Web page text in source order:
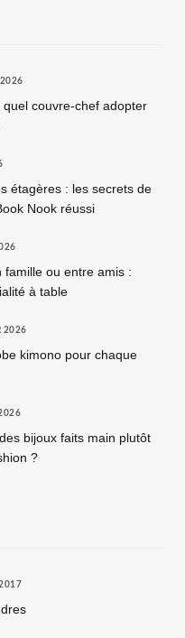
quel couvre-chef adopter
étagères : les secrets de
Nook réussi
famille ou entre amis :
à table
2026
kimono pour chaque
bijoux faits main plutôt
?